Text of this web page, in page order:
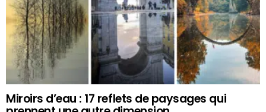
Miroirs d’eau : 17 reflets de paysages qui